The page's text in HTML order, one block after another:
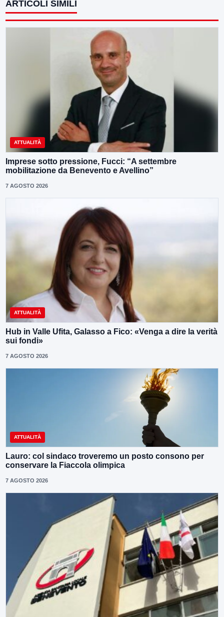
ARTICOLI SIMILI
ATTUALITÀ
Imprese sotto pressione, Fucci: “A settembre
mobilitazione da Benevento e Avellino”
7 AGOSTO 2026
ATTUALITÀ
Hub in Valle Ufita, Galasso a Fico: «Venga a dire la verità
sui fondi»
7 AGOSTO 2026
ATTUALITÀ
Lauro: col sindaco troveremo un posto consono per
conservare la Fiaccola olimpica
7 AGOSTO 2026